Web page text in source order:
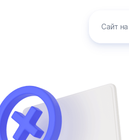
Сайт